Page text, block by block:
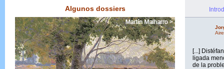
Algunos dossiers
[...]
ligada
de la